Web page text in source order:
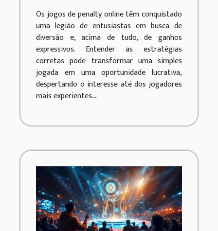
jogos de penalty
online
Os jogos de penalty online têm conquistado
uma legião de entusiastas em busca de
diversão e, acima de tudo, de ganhos
expressivos. Entender as estratégias
corretas pode transformar uma simples
jogada em uma oportunidade lucrativa,
despertando o interesse até dos jogadores
mais experientes....